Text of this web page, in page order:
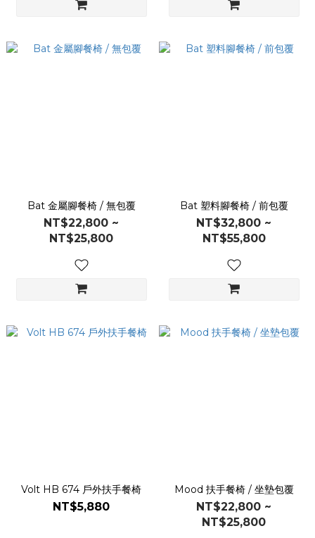
Bat 金屬腳餐椅 / 無包覆
NT$22,800 ~
NT$25,800
Bat 塑料腳餐椅 / 前包覆
NT$32,800 ~
NT$55,800
Volt HB 674 戶外扶手餐椅
NT$5,880
Mood 扶手餐椅 / 坐墊包覆
NT$22,800 ~
NT$25,800